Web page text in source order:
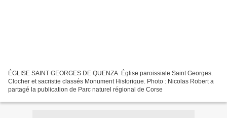
ÉGLISE SAINT GEORGES DE QUENZA. Église paroissiale Saint Georges.
Clocher et sacristie classés Monument Historique. Photo : Nicolas Robert a
partagé la publication de Parc naturel régional de Corse